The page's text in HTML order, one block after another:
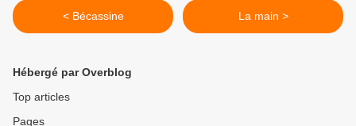
< Bécassine La main >
Hébergé par Overblog
Top articles
Pages